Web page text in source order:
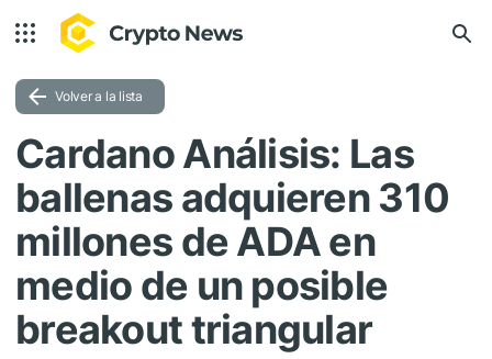
Volver a la lista
Cardano Análisis: Las
ballenas adquieren 310
millones de ADA en
medio de un posible
breakout triangular